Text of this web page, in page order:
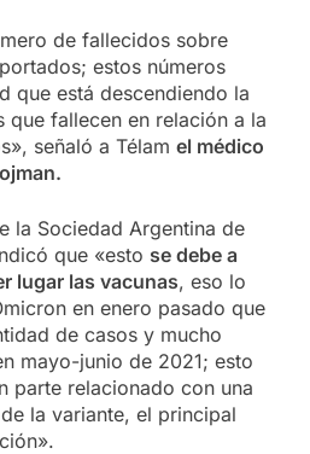
de fallecidos sobre
estos números
que está descendiendo la
que fallecen en relación a la
señaló a Télam el médico
la Sociedad Argentina de
que «esto se debe a
lugar las vacunas, eso lo
en enero pasado que
de casos y mucho
mayo-junio de 2021; esto
parte relacionado con una
la variante, el principal